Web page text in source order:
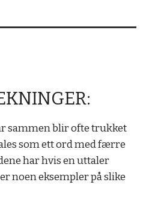
sammen blir ofte trukket
som ett ord med færre
har hvis en uttaler
noen eksempler på slike